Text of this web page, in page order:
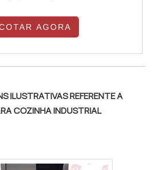
estrutural e acabamentos
✅ Fácil higienização
AGORA
ILUSTRATIVAS REFERENTE A
COZINHA INDUSTRIAL